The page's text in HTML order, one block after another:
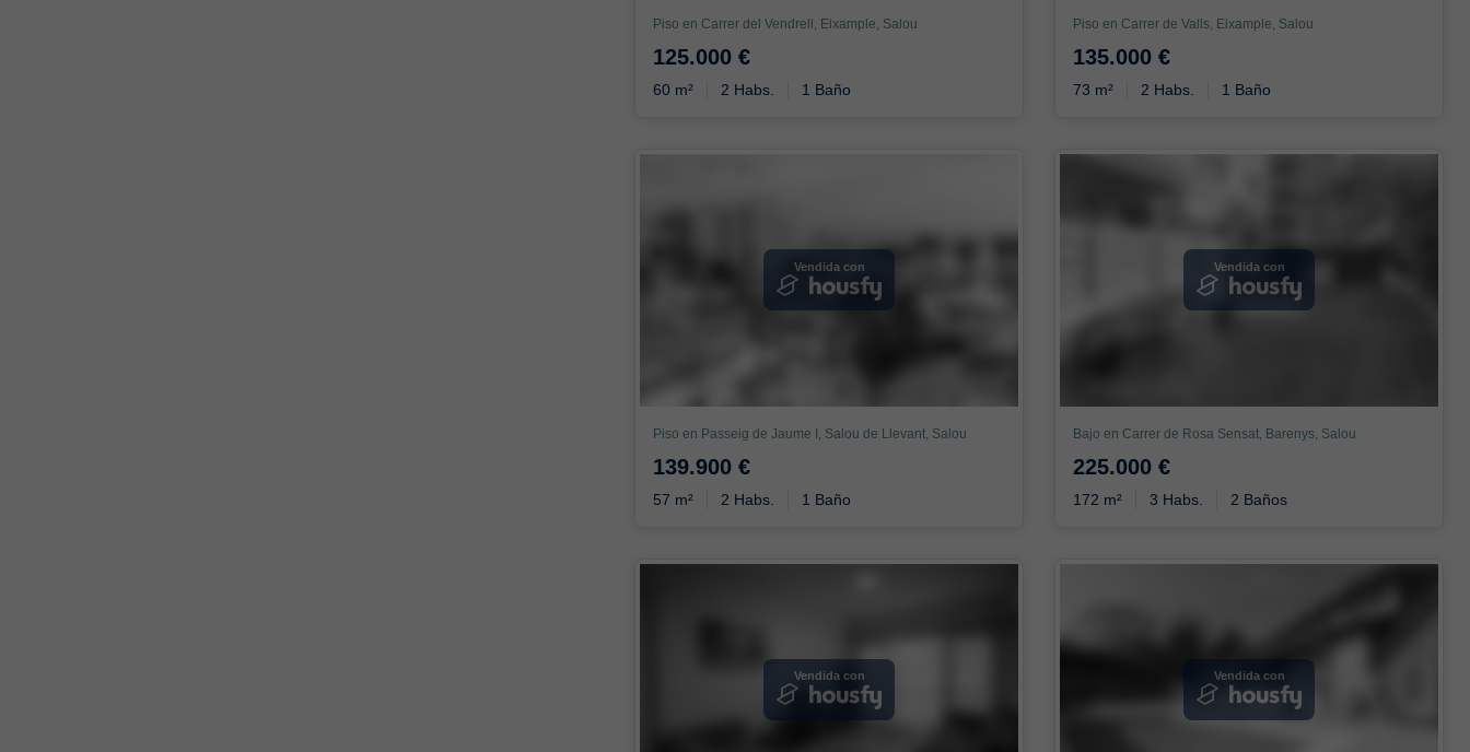
Piso en Carrer del Vendrell, Eixample, Salou
125.000 €
60 m² 2 Habs. 1 Baño
Piso en Carrer de Valls, Eixample, Salou
135.000 €
73 m² 2 Habs. 1 Baño
Vendida con
Piso en Passeig de Jaume I, Salou de Llevant, Salou
139.900 €
57 m² 2 Habs. 1 Baño
Vendida con
Bajo en Carrer de Rosa Sensat, Barenys, Salou
225.000 €
172 m² 3 Habs. 2 Baños
Vendida con Vendida con